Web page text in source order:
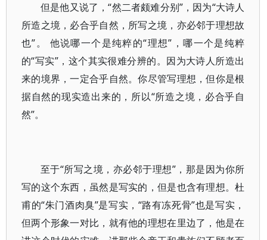
但是他又说了，“然二者颇难分别”，因为“大诗人
所造之境，必合乎自然，所写之境，亦必邻于理想故
也”。 他说哪一个是纯粹的“理想”，哪一个是纯粹
的“写实”，这个其实很难分辨的。因为大诗人所造出
来的境界，一定合乎自然。你尽管写理想，但你是根
据自然的现实造出来的，所以“所造之境，必合乎自
然”。
至于“所写之境，亦必邻于理想”，那是因为你所
写的这个东西，虽然是写实的，但是也含有理想。杜
甫的“朱门酒肉臭”是写实，“路有冻死骨”也是写实，
但两个形象一对比，就有他的理想在里边了，他是在